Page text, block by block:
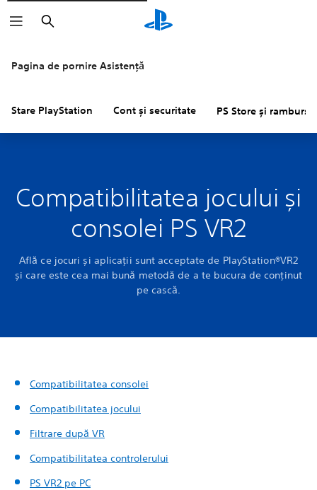
Pagina de pornire Asistență
Stare PlayStation Cont și securitate PS Store și
Compatibilitatea jocului și
consolei PS VR2
Află ce jocuri și aplicații sunt acceptate de PlayStation®VR2
și care este cea mai bună metodă de a te bucura de conținut
pe cască.
Compatibilitatea consolei
Compatibilitatea jocului
Filtrare după VR
Compatibilitatea controlerului
PS VR2 pe PC